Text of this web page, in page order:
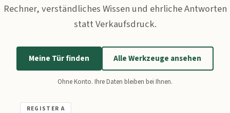
Rechner, verständliches Wissen und ehrliche Antworten
statt Verkaufsdruck.
Meine Tür finden Alle Werkzeuge ansehen
Ohne Konto. Ihre Daten bleiben bei Ihnen.